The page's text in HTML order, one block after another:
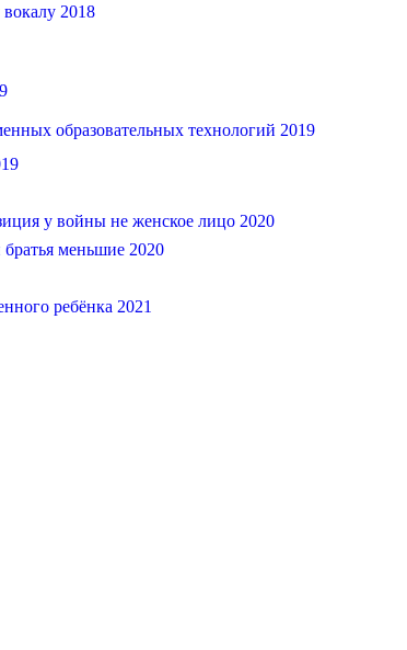
вокалу 2018
образовательных технологий 2019
у войны не женское лицо 2020
братья меньшие 2020
ребёнка 2021